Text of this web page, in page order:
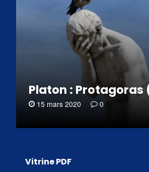
Platon : Protagoras
15 mars 2020 0
Vitrine PDF